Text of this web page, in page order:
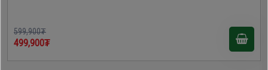
599,900₮
499,900₮